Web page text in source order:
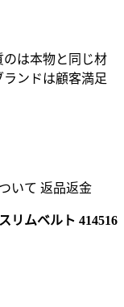
は本物と同じ材
ンドは顧客満足
いて 返品返金
リムベルト 414516